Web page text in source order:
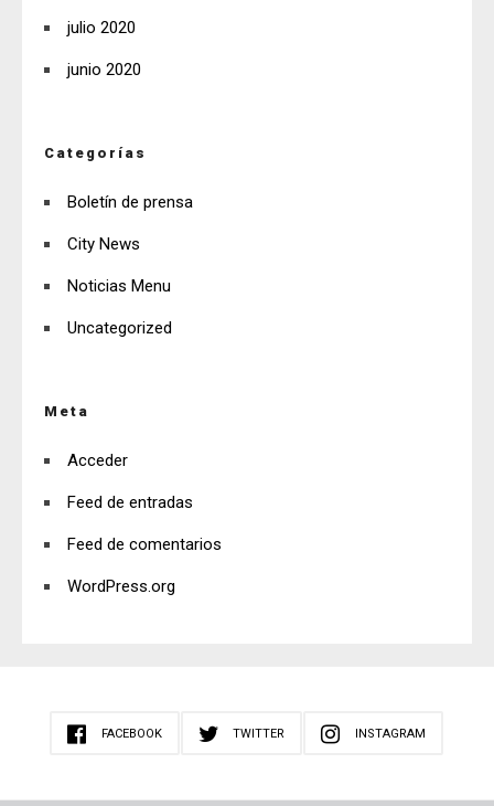
julio 2020
junio 2020
Categorías
Boletín de prensa
City News
Noticias Menu
Uncategorized
Meta
Acceder
Feed de entradas
Feed de comentarios
WordPress.org
FACEBOOK TWITTER INSTAGRAM